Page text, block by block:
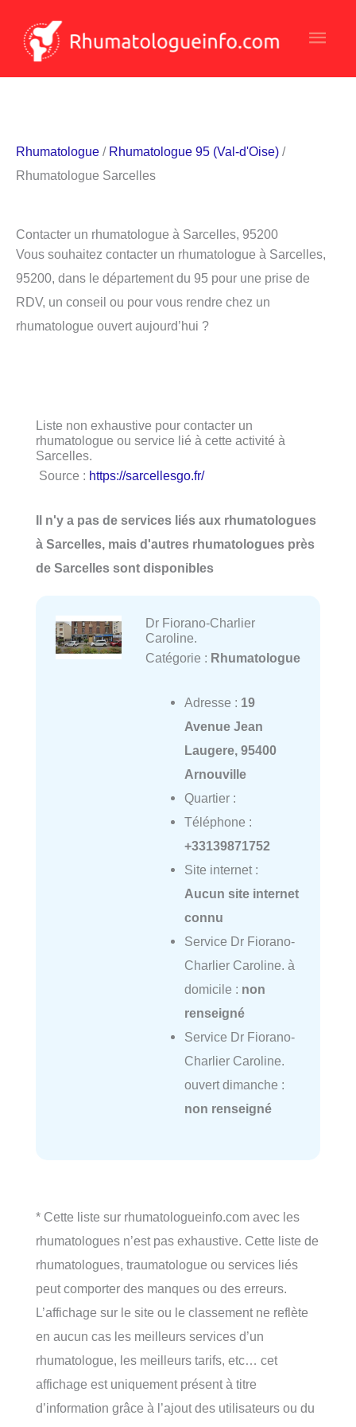
contenu
Rhumatologue / Rhumatologue 95 (Val-d'Oise) /
Rhumatologue Sarcelles
Contacter un rhumatologue à Sarcelles, 95200
Vous souhaitez contacter un rhumatologue à Sarcelles,
95200, dans le département du 95 pour une prise de
RDV, un conseil ou pour vous rendre chez un
rhumatologue ouvert aujourd’hui ?
Liste non exhaustive pour contacter un
rhumatologue ou service lié à cette activité à
Sarcelles.
Source : https://sarcellesgo.fr/
Il n'y a pas de services liés aux rhumatologues
à Sarcelles, mais d'autres rhumatologues près
de Sarcelles sont disponibles
Dr Fiorano-Charlier
Caroline.
Catégorie : Rhumatologue
Adresse : 19
Avenue Jean
Laugere, 95400
Arnouville
Quartier :
Téléphone :
+33139871752
Site internet :
Aucun site internet
connu
Service Dr Fiorano-
Charlier Caroline. à
domicile : non
renseigné
Service Dr Fiorano-
Charlier Caroline.
ouvert dimanche :
non renseigné
* Cette liste sur rhumatologueinfo.com avec les
rhumatologues n’est pas exhaustive. Cette liste de
rhumatologues, traumatologue ou services liés
peut comporter des manques ou des erreurs.
L’affichage sur le site ou le classement ne reflète
en aucun cas les meilleurs services d’un
rhumatologue, les meilleurs tarifs, etc… cet
affichage est uniquement présent à titre
d’information grâce à l’ajout des utilisateurs ou du